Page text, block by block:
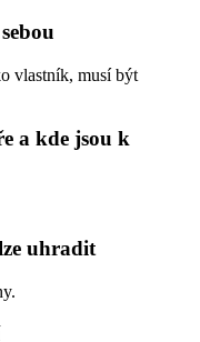
vlastník, musí být
a kde jsou k
uhradit